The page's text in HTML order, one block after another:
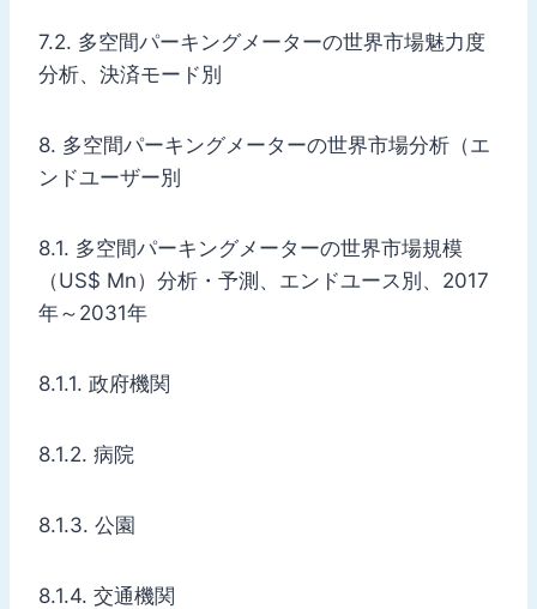
7.2. 多空間パーキングメーターの世界市場魅力度
分析、決済モード別
8. 多空間パーキングメーターの世界市場分析（エ
ンドユーザー別
8.1. 多空間パーキングメーターの世界市場規模
（US$ Mn）分析・予測、エンドユース別、2017
年～2031年
8.1.1. 政府機関
8.1.2. 病院
8.1.3. 公園
8.1.4. 交通機関